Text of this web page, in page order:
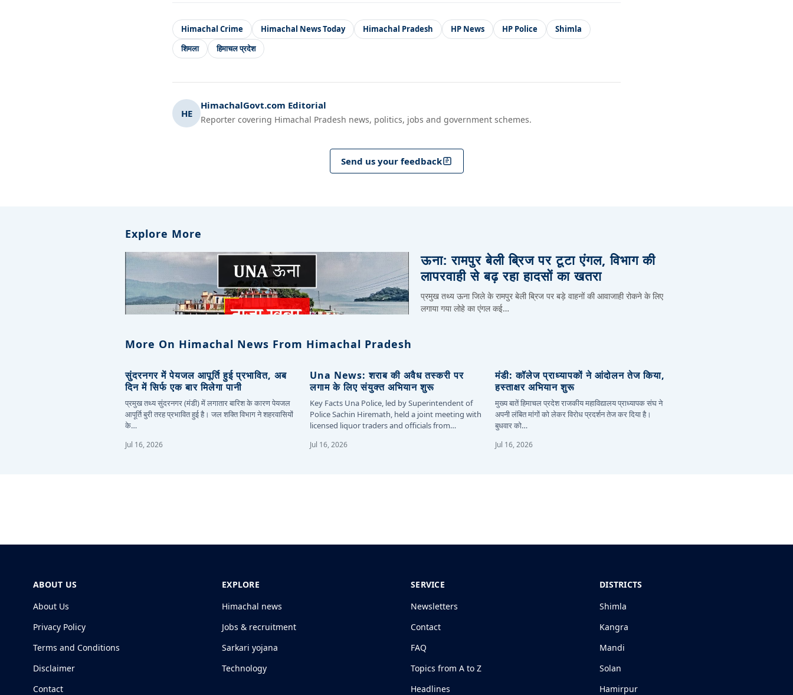
Himachal Crime Himachal News Today Himachal Pradesh HP News HP Police
Shimla
शिमला
हिमाचल प्रदेश
HE
HimachalGovt.com Editorial
Reporter covering Himachal Pradesh news, politics, jobs and government schemes.
Send us your feedback
Explore More
ऊना: रामपुर बेली ब्रिज पर टूटा एंगल, विभाग की
लापरवाही से बढ़ रहा हादसों का खतरा
प्रमुख तथ्य ऊना जिले के रामपुर बेली ब्रिज पर बड़े वाहनों की आवाजाही रोकने के लिए
लगाया गया लोहे का एंगल कई…
More On Himachal News From Himachal Pradesh
सुंदरनगर में पेयजल आपूर्ति हुई प्रभावित, अब
दिन में सिर्फ एक बार मिलेगा पानी
प्रमुख तथ्य सुंदरनगर (मंडी) में लगातार बारिश के कारण पेयजल
आपूर्ति बुरी तरह प्रभावित हुई है। जल शक्ति विभाग ने शहरवासियों
के…
Jul 16, 2026
Una News: शराब की अवैध तस्करी पर
लगाम के लिए संयुक्त अभियान शुरू
Key Facts Una Police, led by Superintendent of
Police Sachin Hiremath, held a joint meeting with
licensed liquor traders and officials from…
Jul 16, 2026
मंडी: कॉलेज प्राध्यापकों ने आंदोलन तेज किया,
हस्ताक्षर अभियान शुरू
मुख्य बातें हिमाचल प्रदेश राजकीय महाविद्यालय प्राध्यापक संघ ने
अपनी लंबित मांगों को लेकर विरोध प्रदर्शन तेज कर दिया है।
बुधवार को…
Jul 16, 2026
ABOUT US
About Us
Privacy Policy
Terms and Conditions
Disclaimer
Contact
EXPLORE
Himachal news
Jobs & recruitment
Sarkari yojana
Technology
SERVICE
Newsletters
Contact
FAQ
Topics from A to Z
Headlines
DISTRICTS
Shimla
Kangra
Mandi
Solan
Hamirpur